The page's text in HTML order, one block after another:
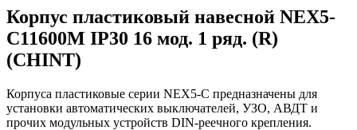
Корпус пластиковый навесной NEX5-
C11600M IP30 16 мод. 1 ряд. (R)
(CHINT)
Корпуса пластиковые серии NEX5-C предназначены для
установки автоматических выключателей, УЗО, АВДТ и
прочих модульных устройств DIN-реечного крепления.